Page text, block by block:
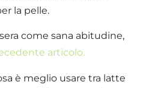
la pelle.
come sana abitudine,
articolo.
è meglio usare tra latte